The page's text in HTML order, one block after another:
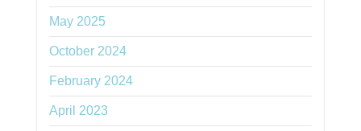
May 2025
October 2024
February 2024
April 2023